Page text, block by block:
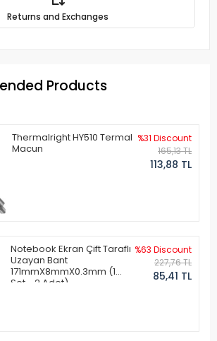
Returns and Exchanges
Products
Thermalright HY510 Termal
Macun
%31 Discount
165,13 TL
113,88 TL
Notebook Ekran Çift Taraflı
Uzayan Bant
171mmX8mmX0.3mm (1
Set - 2 Adet)
%63 Discount
227,76 TL
85,41 TL